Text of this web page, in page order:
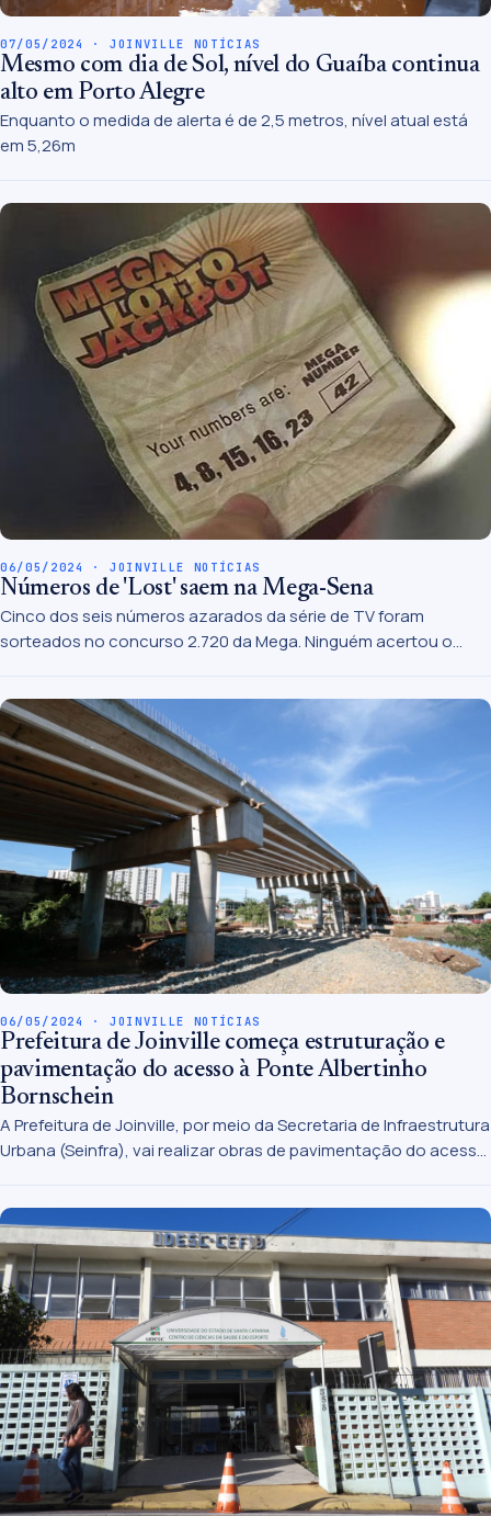
07/05/2024 · JOINVILLE NOTÍCIAS
Mesmo com dia de Sol, nível do Guaíba continua
alto em Porto Alegre
Enquanto o medida de alerta é de 2,5 metros, nível atual está
em 5,26m
06/05/2024 · JOINVILLE NOTÍCIAS
Números de 'Lost' saem na Mega-Sena
Cinco dos seis números azarados da série de TV foram
sorteados no concurso 2.720 da Mega. Ninguém acertou o
06/05/2024 · JOINVILLE NOTÍCIAS
Prefeitura de Joinville começa estruturação e
pavimentação do acesso à Ponte Albertinho
Bornschein
A Prefeitura de Joinville, por meio da Secretaria de Infraestrutura
Urbana (Seinfra), vai realizar obras de pavimentação do acesso
previsão é que os trabalhos iniciem por volta das 9h.